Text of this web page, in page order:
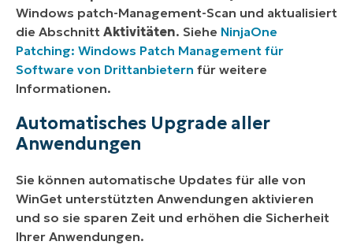
Windows patch-Management-Scan und aktualisiert
die Abschnitt Aktivitäten. Siehe NinjaOne
Patching: Windows Patch Management für
Software von Drittanbietern für weitere
Informationen.
Automatisches Upgrade aller
Anwendungen
Sie können automatische Updates für alle von
WinGet unterstützten Anwendungen aktivieren
und so sie sparen Zeit und erhöhen die Sicherheit
Ihrer Anwendungen.